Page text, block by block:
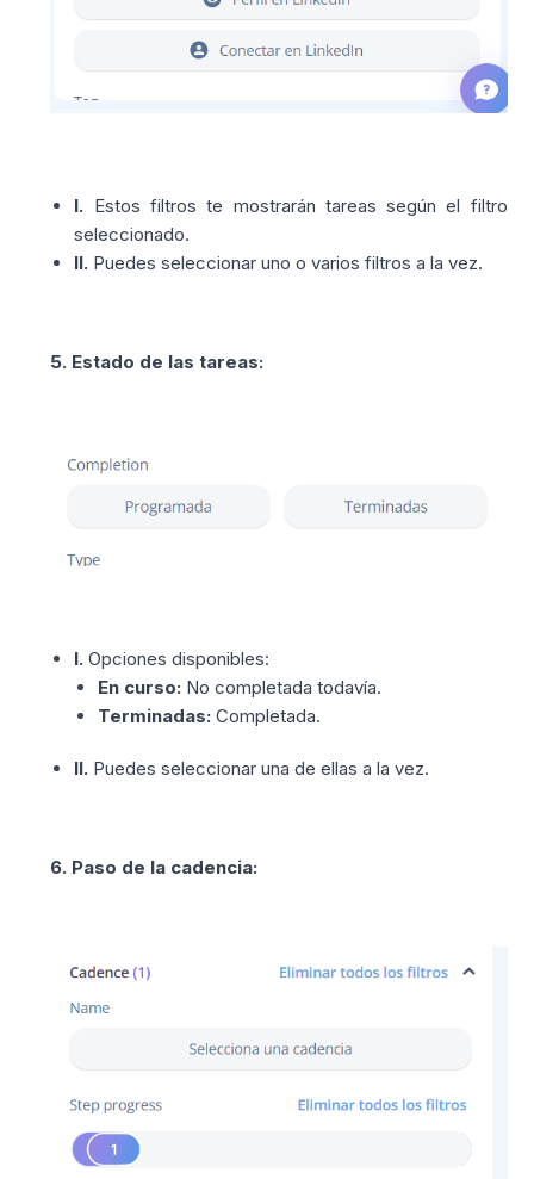
I. Estos filtros te mostrarán tareas según el filtro
seleccionado.
II. Puedes seleccionar uno o varios filtros a la vez.
5. Estado de las tareas:
I. Opciones disponibles:
En curso: No completada todavía.
Terminadas: Completada.
II. Puedes seleccionar una de ellas a la vez.
6. Paso de la cadencia: